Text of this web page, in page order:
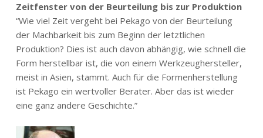
Zeitfenster von der Beurteilung bis zur Produktion
“Wie viel Zeit vergeht bei Pekago von der Beurteilung
der Machbarkeit bis zum Beginn der letztlichen
Produktion? Dies ist auch davon abhängig, wie schnell die
Form herstellbar ist, die von einem Werkzeughersteller,
meist in Asien, stammt. Auch für die Formenherstellung
ist Pekago ein wertvoller Berater. Aber das ist wieder
eine ganz andere Geschichte.”